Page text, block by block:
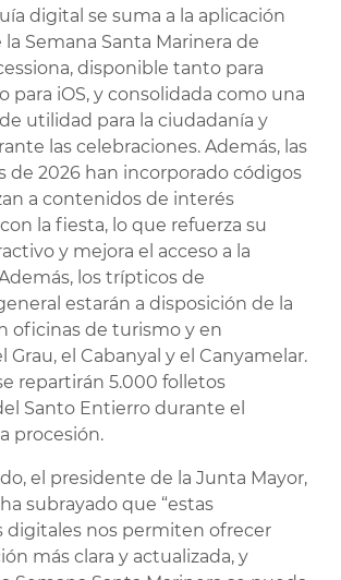
digital se suma a la aplicación
Semana Santa Marinera de
disponible tanto para
para iOS, y consolidada como una
utilidad para la ciudadanía y
las celebraciones. Además, las
de 2026 han incorporado códigos
a contenidos de interés
la fiesta, lo que refuerza su
y mejora el acceso a la
los trípticos de
estarán a disposición de la
oficinas de turismo y en
Grau, el Cabanyal y el Canyamelar.
repartirán 5.000 folletos
Santo Entierro durante el
procesión.
el presidente de la Junta Mayor,
subrayado que “estas
digitales nos permiten ofrecer
más clara y actualizada, y